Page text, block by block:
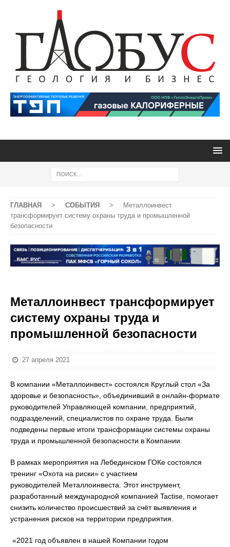
ГЛАВНАЯ > СОБЫТИЯ >
Металлоинвест
трансформирует систему охраны труда и промышленной
безопасности
Металлоинвест трансформирует
систему охраны труда и
промышленной безопасности
27 апреля 2021
В компании «Металлоинвест» состоялся Круглый стол «За
здоровье и безопасность», объединивший в онлайн-формате
руководителей Управляющей компании, предприятий,
подразделений, специалистов по охране труда. Были
подведены первые итоги трансформации системы охраны
труда и промышленной безопасности в Компании.
В рамках мероприятия на Лебединском ГОКе состоялся
тренинг «Охота на риски» с участием
руководителей Металлоинвеста. Этот инструмент,
разработанный международной компанией Tactise, помогает
снизить количество происшествий за счёт выявления и
устранения рисков на территории предприятия.
«2021 год объявлен в нашей Компании годом